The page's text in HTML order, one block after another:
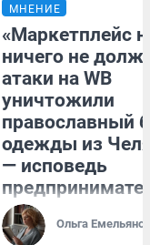
МНЕНИЕ
«Маркетплейс
ничего не
атаки на WB
уничтожили
православный
одежды из
— исповедь
Ольга